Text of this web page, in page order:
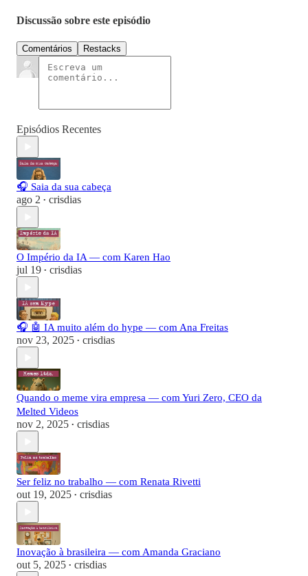
Discussão sobre este episódio
Comentários Restacks
Episódios Recentes
🎧 Saia da sua cabeça
ago 2 • crisdias
O Império da IA — com Karen Hao
jul 19 • crisdias
🎧 🤖 IA muito além do hype — com Ana Freitas
nov 23, 2025 • crisdias
Quando o meme vira empresa — com Yuri Zero, CEO da
Melted Videos
nov 2, 2025 • crisdias
Ser feliz no trabalho — com Renata Rivetti
out 19, 2025 • crisdias
Inovação à brasileira — com Amanda Graciano
out 5, 2025 • crisdias